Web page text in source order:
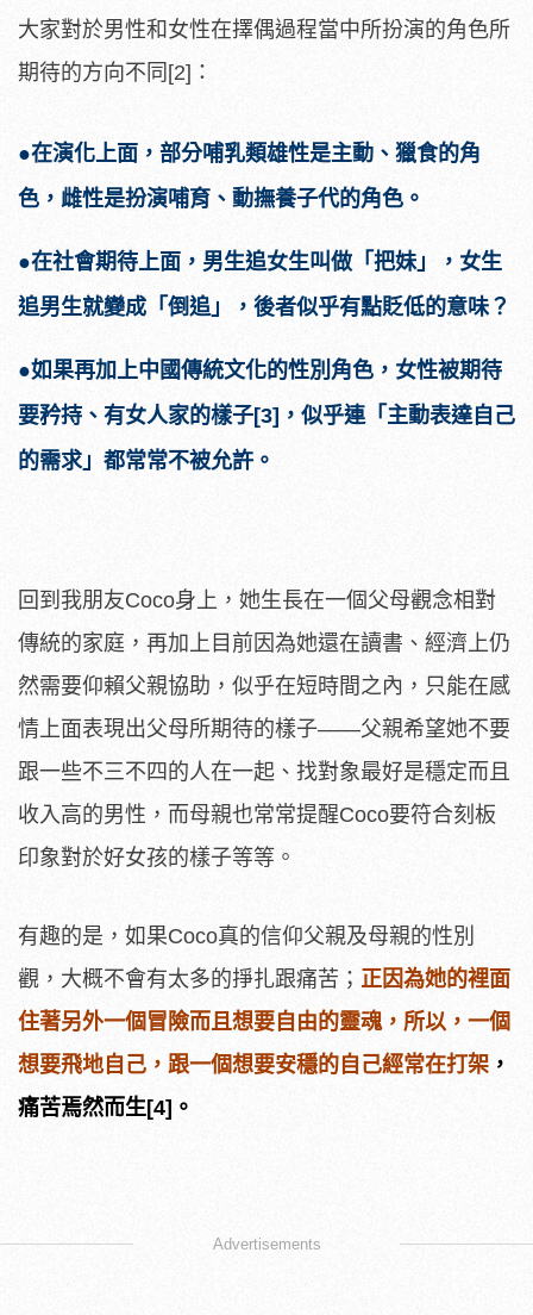
大家對於男性和女性在擇偶過程當中所扮演的角色所
期待的方向不同[2]：
●在演化上面，部分哺乳類雄性是主動、獵食的角
色，雌性是扮演哺育、動撫養子代的角色。
●在社會期待上面，男生追女生叫做「把妹」，女生
追男生就變成「倒追」，後者似乎有點貶低的意味？
●如果再加上中國傳統文化的性別角色，女性被期待
要矜持、有女人家的樣子[3]，似乎連「主動表達自己
的需求」都常常不被允許。
回到我朋友Coco身上，她生長在一個父母觀念相對
傳統的家庭，再加上目前因為她還在讀書、經濟上仍
然需要仰賴父親協助，似乎在短時間之內，只能在感
情上面表現出父母所期待的樣子——父親希望她不要
跟一些不三不四的人在一起、找對象最好是穩定而且
收入高的男性，而母親也常常提醒Coco要符合刻板
印象對於好女孩的樣子等等。
有趣的是，如果Coco真的信仰父親及母親的性別
觀，大概不會有太多的掙扎跟痛苦； 正因為她的裡面
住著另外一個冒險而且想要自由的靈魂，所以，一個
想要飛地自己，跟一個想要安穩的自己經常在打架 ，
痛苦焉然而生[4]。
Advertisements